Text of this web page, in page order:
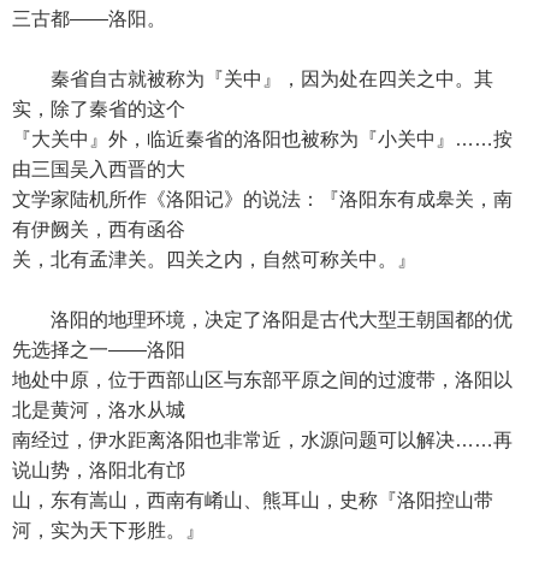
三古都——洛阳。
秦省自古就被称为『关中』，因为处在四关之中。其
实，除了秦省的这个
『大关中』外，临近秦省的洛阳也被称为『小关中』……按
由三国吴入西晋的大
文学家陆机所作《洛阳记》的说法：『洛阳东有成皋关，南
有伊阙关，西有函谷
关，北有孟津关。四关之内，自然可称关中。』
洛阳的地理环境，决定了洛阳是古代大型王朝国都的优
先选择之一——洛阳
地处中原，位于西部山区与东部平原之间的过渡带，洛阳以
北是黄河，洛水从城
南经过，伊水距离洛阳也非常近，水源问题可以解决……再
说山势，洛阳北有邙
山，东有嵩山，西南有崤山、熊耳山，史称『洛阳控山带
河，实为天下形胜。』